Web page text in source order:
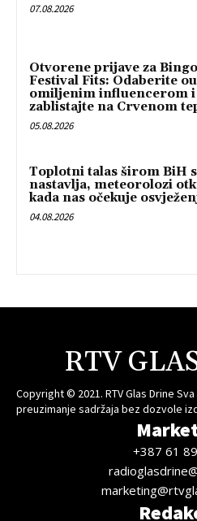
07.08.2026
Otvorene prijave za Bingo
Festival Fits: Odaberite
omiljenim influencerom i
zablistajte na Crvenom
05.08.2026
Toplotni talas širom BiH
nastavlja, meteorolozi
kada nas očekuje
04.08.2026
RTV
Copyright © 2021. RTV Glas Drine
preuzimanje sadržaja bez dozvole
+387 61